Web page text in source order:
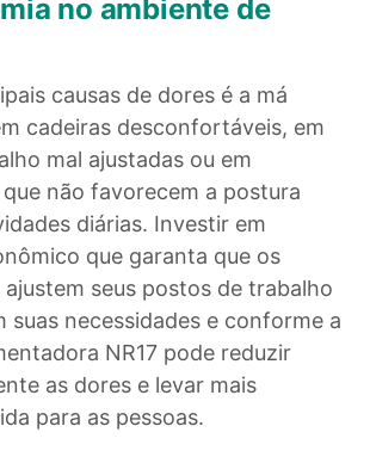
no ambiente de
causas de dores é a má
cadeiras desconfortáveis, em
mal ajustadas ou em
não favorecem a postura
diárias. Investir em
que garanta que os
seus postos de trabalho
suas necessidades e conforme a
NR17 pode reduzir
as dores e levar mais
para as pessoas.